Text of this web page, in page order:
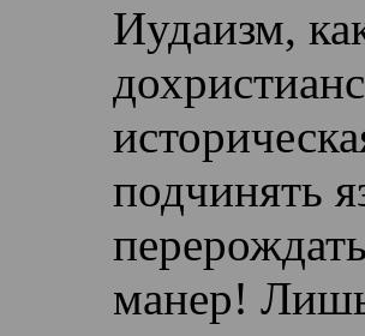
Иудаизм,
подчинять
манер!